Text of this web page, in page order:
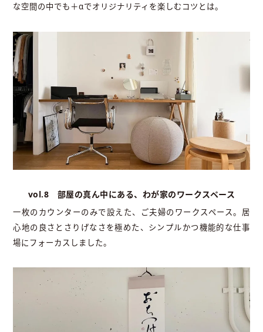
な空間の中でも＋αでオリジナリティを楽しむコツとは。
vol.8 部屋の真ん中にある、わが家のワークスペース
一枚のカウンターのみで設えた、ご夫婦のワークスペース。居
心地の良さとさりげなさを極めた、シンプルかつ機能的な仕事
場にフォーカスしました。